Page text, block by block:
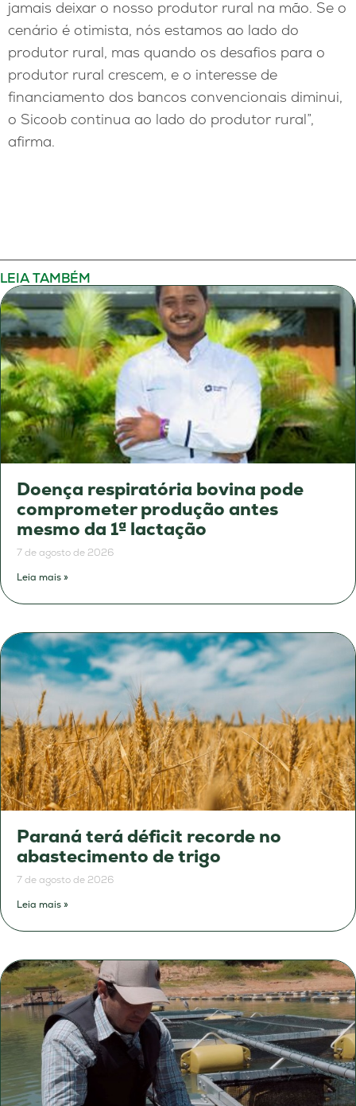
jamais deixar o nosso produtor rural na mão. Se o
cenário é otimista, nós estamos ao lado do
produtor rural, mas quando os desafios para o
produtor rural crescem, e o interesse de
financiamento dos bancos convencionais diminui,
o Sicoob continua ao lado do produtor rural”,
afirma.
LEIA TAMBÉM
Doença respiratória bovina pode
comprometer produção antes
mesmo da 1ª lactação
7 de agosto de 2026
Leia mais »
Paraná terá déficit recorde no
abastecimento de trigo
7 de agosto de 2026
Leia mais »